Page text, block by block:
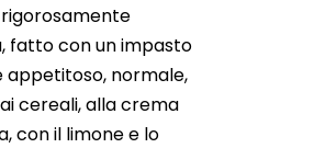
rigorosamente
fatto con un impasto
appetitoso, normale,
cereali, alla crema
con il limone e lo